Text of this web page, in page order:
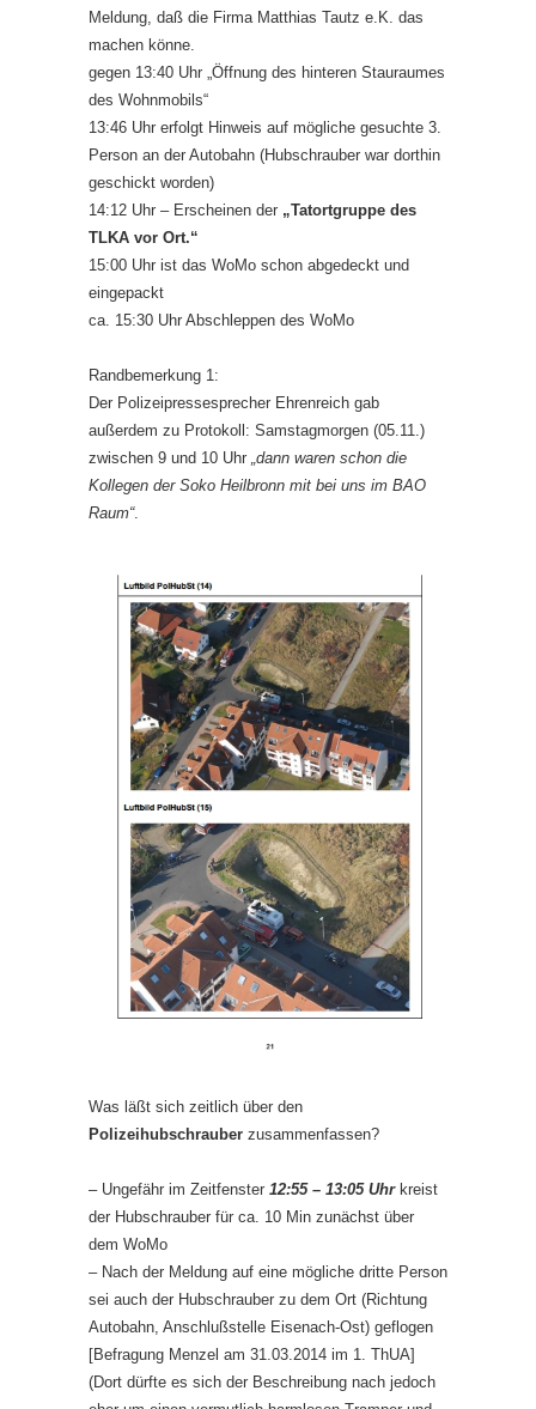
Meldung, daß die Firma Matthias Tautz e.K. das
machen könne.
gegen 13:40 Uhr „Öffnung des hinteren Stauraumes
des Wohnmobils“
13:46 Uhr erfolgt Hinweis auf mögliche gesuchte 3.
Person an der Autobahn (Hubschrauber war dorthin
geschickt worden)
14:12 Uhr – Erscheinen der „Tatortgruppe des
TLKA vor Ort.“
15:00 Uhr ist das WoMo schon abgedeckt und
eingepackt
ca. 15:30 Uhr Abschleppen des WoMo
Randbemerkung 1:
Der Polizeipressesprecher Ehrenreich gab
außerdem zu Protokoll: Samstagmorgen (05.11.)
zwischen 9 und 10 Uhr „dann waren schon die
Kollegen der Soko Heilbronn mit bei uns im BAO
Raum“.
Was läßt sich zeitlich über den
Polizeihubschrauber zusammenfassen?
– Ungefähr im Zeitfenster 12:55 – 13:05 Uhrkreist
der Hubschrauber für ca. 10 Min zunächst über
dem WoMo
– Nach der Meldung auf eine mögliche dritte Person
sei auch der Hubschrauber zu dem Ort (Richtung
Autobahn, Anschlußstelle Eisenach-Ost) geflogen
[Befragung Menzel am 31.03.2014 im 1. ThUA]
(Dort dürfte es sich der Beschreibung nach jedoch